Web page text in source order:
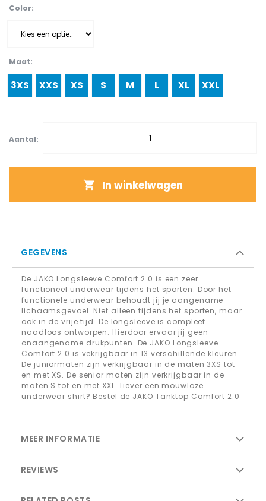
Color
Maat
3XS XXS XS S M L XL XXL
Aantal:
In winkelwagen
GEGEVENS
De JAKO Longsleeve Comfort 2.0 is een zeer
functioneel underwear tijdens het sporten. Door het
functionele underwear behoudt jij je aangename
lichaamsgevoel. Niet alleen tijdens het sporten, maar
ook in de vrije tijd. De longsleeve is compleet
naadloos ontworpen. Hierdoor ervaar jij geen
onaangename drukpunten. De JAKO Longsleeve
Comfort 2.0 is vekrijgbaar in 13 verschillende kleuren.
De juniormaten zijn verkrijgbaar in de maten 3XS tot
en met XS. De senior maten zijn verkrijgbaar in de
maten S tot en met XXL. Liever een mouwloze
underwear shirt? Bestel de JAKO Tanktop Comfort 2.0
MEER INFORMATIE
REVIEWS